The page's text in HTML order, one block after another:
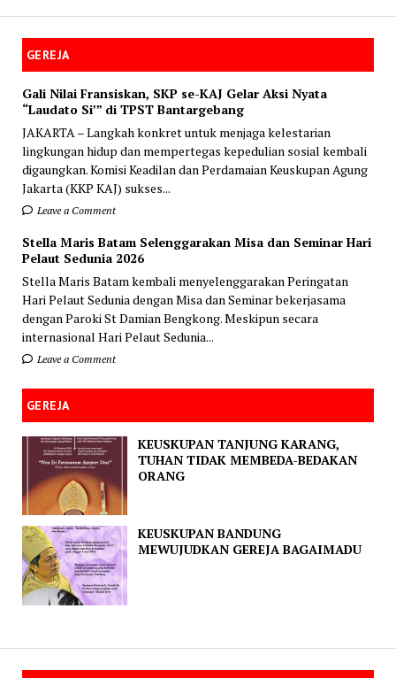
GEREJA
Gali Nilai Fransiskan, SKP se-KAJ Gelar Aksi Nyata
“Laudato Si’” di TPST Bantargebang
JAKARTA – Langkah konkret untuk menjaga kelestarian
lingkungan hidup dan mempertegas kepedulian sosial kembali
digaungkan. Komisi Keadilan dan Perdamaian Keuskupan Agung
Jakarta (KKP KAJ) sukses...
Leave a Comment
Stella Maris Batam Selenggarakan Misa dan Seminar Hari
Pelaut Sedunia 2026
Stella Maris Batam kembali menyelenggarakan Peringatan
Hari Pelaut Sedunia dengan Misa dan Seminar bekerjasama
dengan Paroki St Damian Bengkong. Meskipun secara
internasional Hari Pelaut Sedunia...
Leave a Comment
GEREJA
KEUSKUPAN TANJUNG KARANG,
TUHAN TIDAK MEMBEDA-BEDAKAN
ORANG
KEUSKUPAN BANDUNG
MEWUJUDKAN GEREJA BAGAIMADU